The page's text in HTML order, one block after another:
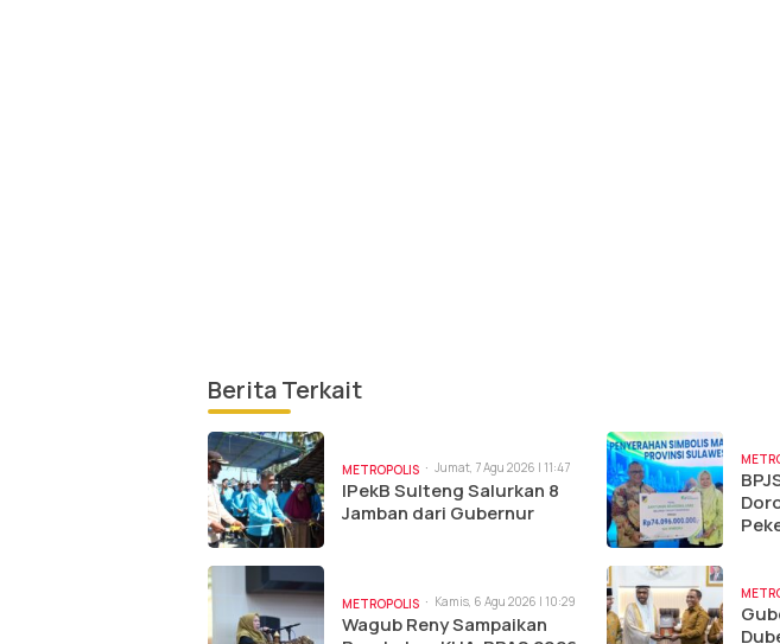
Berita Terkait
METROPOLIS
Jumat, 7 Agu 2026 | 11:47
am
IPekB Sulteng Salurkan 8
Jamban dari Gubernur
METROPOLIS
Kamis, 6 Agu 2026 | 10:29
am
Wagub Reny Sampaikan